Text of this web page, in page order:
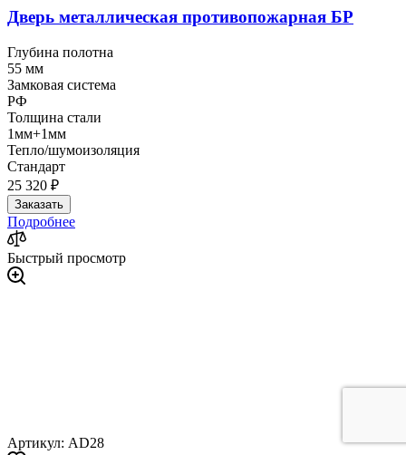
Дверь металлическая противопожарная БР
Глубина полотна
55 мм
Замковая система
РФ
Толщина стали
1мм+1мм
Тепло/шумоизоляция
Стандарт
25 320 ₽
Заказать
Подробнее
Быстрый просмотр
Артикул: AD28